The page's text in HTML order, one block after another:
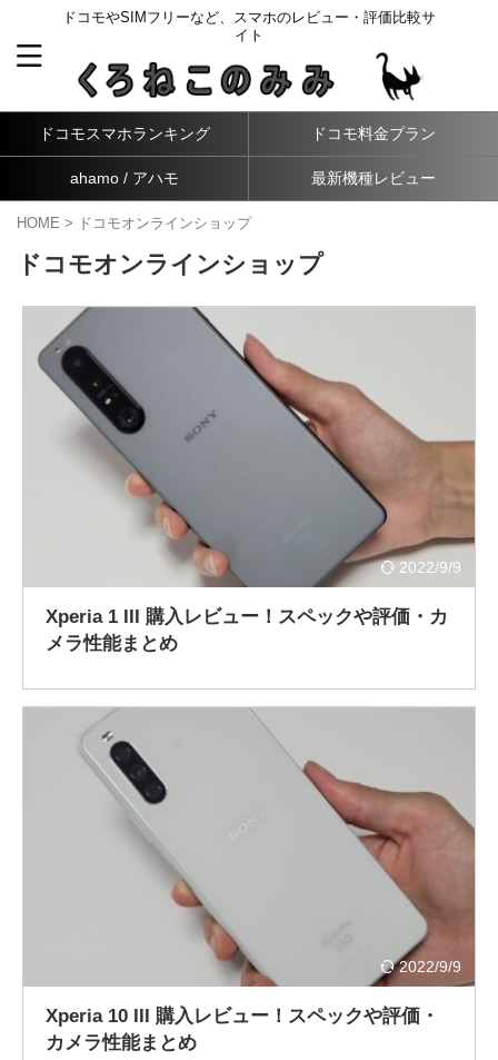
ドコモやSIMフリーなど、スマホのレビュー・評価比較サ
イト
ドコモスマホランキング ドコモ料金プラン
ahamo / アハモ 最新機種レビュー
HOME > ドコモオンラインショップ
ドコモオンラインショップ
2022/9/9
Xperia 1 III 購入レビュー！スペックや評価・カ
メラ性能まとめ
2022/9/9
Xperia 10 III 購入レビュー！スペックや評価・
カメラ性能まとめ